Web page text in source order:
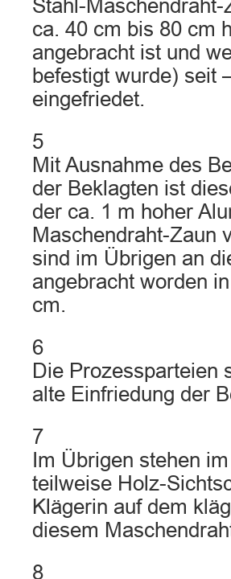
Stahl-
ca. 40 cm bis 80 cm
angebracht ist und
befestigt wurde) seit
eingefriedet.
5
Mit Ausnahme des
der Beklagten ist
der ca. 1 m hoher
Maschendraht-Zaun
sind im Übrigen an
angebracht worden
cm.
6
Die Prozessparteien
alte Einfriedung der
7
Im Übrigen stehen
teilweise Holz-
Klägerin auf dem
diesem
8